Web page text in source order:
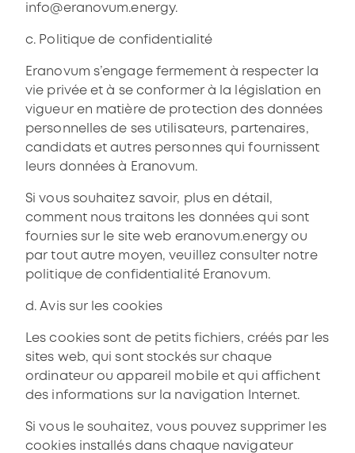
info@eranovum.energy.
c. Politique de confidentialité
Eranovum s’engage fermement à respecter la
vie privée et à se conformer à la législation en
vigueur en matière de protection des données
personnelles de ses utilisateurs, partenaires,
candidats et autres personnes qui fournissent
leurs données à Eranovum.
Si vous souhaitez savoir, plus en détail,
comment nous traitons les données qui sont
fournies sur le site web eranovum.energy ou
par tout autre moyen, veuillez consulter notre
politique de confidentialité Eranovum.
d. Avis sur les cookies
Les cookies sont de petits fichiers, créés par les
sites web, qui sont stockés sur chaque
ordinateur ou appareil mobile et qui affichent
des informations sur la navigation Internet.
Si vous le souhaitez, vous pouvez supprimer les
cookies installés dans chaque navigateur